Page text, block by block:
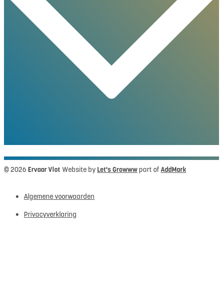
© 2026 Ervaar Vlot Website by Let's Growww part ofAddMark
Algemene voorwaarden
Privacyverklaring